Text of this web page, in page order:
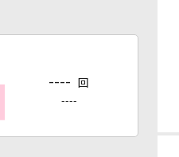
---- 回
----